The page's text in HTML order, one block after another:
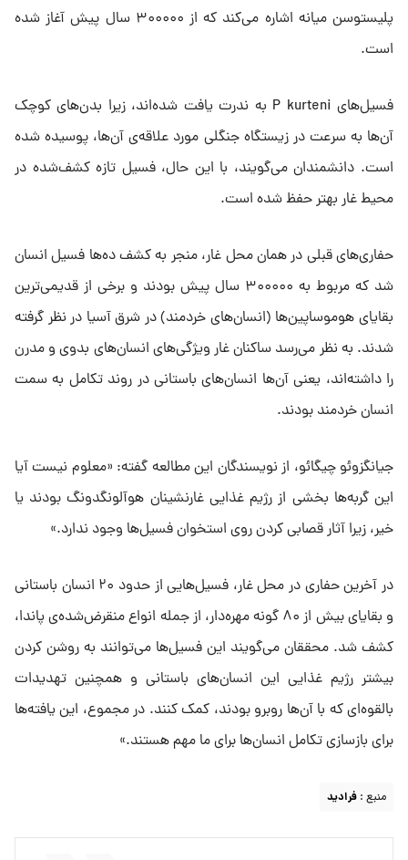
پلیستوسن میانه اشاره می‌کند که از ۳۰۰۰۰۰ سال پیش آغاز شده
است.
فسیل‌های P kurteni به ندرت یافت شده‌اند، زیرا بدن‌های کوچک
آن‌ها به سرعت در زیستگاه جنگلی مورد علاقه‌ی آن‌ها، پوسیده شده
است. دانشمندان می‌گویند، با این حال، فسیل تازه کشف‌شده در
محیط غار بهتر حفظ شده است.
حفاری‌های قبلی در همان محل غار، منجر به کشف ده‌ها فسیل انسان
شد که مربوط به ۳۰۰۰۰۰ سال پیش بودند و برخی از قدیمی‌ترین
بقایای هوموساپین‌ها (انسان‌های خردمند) در شرق آسیا در نظر گرفته
شدند. به نظر می‌رسد ساکنان غار ویژگی‌های انسان‌های بدوی و مدرن
را داشته‌اند، یعنی آن‌ها انسان‌های باستانی در روند تکامل به سمت
انسان خردمند بودند.
جیانگزوئو چیگائو، از نویسندگان این مطالعه گفته: «معلوم نیست آیا
این گربه‌ها بخشی از رژیم غذایی غارنشینان هوآلونگدونگ بودند یا
خیر، زیرا آثار قصابی کردن روی استخوان فسیل‌ها وجود ندارد.»
در آخرین حفاری در محل غار، فسیل‌هایی از حدود ۲۰ انسان باستانی
و بقایای بیش از ۸۰ گونه مهره‌دار، از جمله انواع منقرض‌شده‌ی پاندا،
کشف شد. محققان می‌گویند این فسیل‌ها می‌توانند به روشن کردن
بیشتر رژیم غذایی این انسان‌های باستانی و همچنین تهدیدات
بالقوه‌ای که با آن‌ها روبرو بودند، کمک کنند. در مجموع، این یافته‌ها
برای بازسازی تکامل انسان‌ها برای ما مهم هستند.»
منبع : فرادید